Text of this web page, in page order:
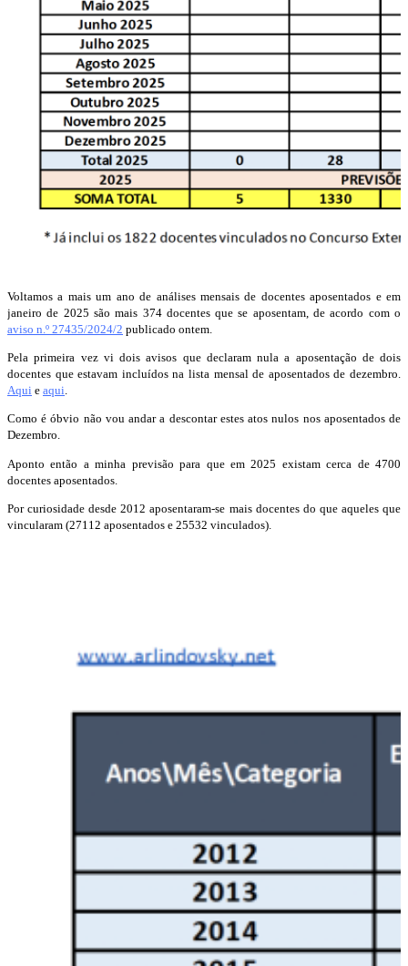
Voltamos a mais um ano de análises mensais de docentes aposentados e em
janeiro de 2025 são mais 374 docentes que se aposentam, de acordo com o
aviso n.º 27435/2024/2 publicado ontem.
Pela primeira vez vi dois avisos que declaram nula a aposentação de dois
docentes que estavam incluídos na lista mensal de aposentados de dezembro.
Aqui e aqui
Como é óbvio não vou andar a descontar estes atos nulos nos aposentados de
Dezembro.
Aponto então a minha previsão para que em 2025 existam cerca de 4700
docentes aposentados.
Por curiosidade desde 2012 aposentaram-se mais docentes do que aqueles que
vincularam (27112 aposentados e 25532 vinculados).